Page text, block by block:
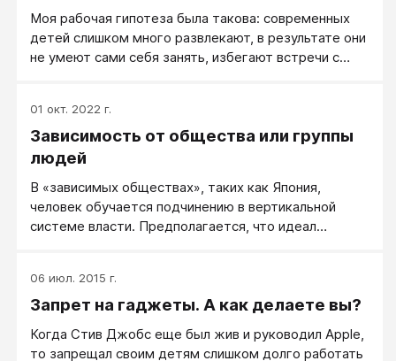
Моя рабочая гипотеза была такова: современных
детей слишком много развлекают, в результате они
не умеют сами себя занять, избегают встречи с
боятся. По условиям эксперимента участник
соглашался провести восемь часов (непрерывно) в
одиночестве, сам с собой, не пользуясь никакими
интернетом), не включая компьютер или другие
гаджеты, а также радио и телевизор. Все
остальные человеческие занятия — игра, чтение,
музицирование, прогулки и т. д. — были разрешены.
01 окт. 2022 г.
Зависимость от общества или группы
людей
В «зависимых обществах», таких как Япония,
человек обучается подчинению в вертикальной
системе власти. Предполагается, что идеал
обществах», таких как современная Америка, от
только что образовавшегося эго ожидается не
к горизонтальной системе власти. Предполагается,
06 июл. 2015 г.
Запрет на гаджеты. А как делаете вы?
Когда Стив Джобс еще был жив и руководил Apple,
то запрещал своим детям слишком долго работать